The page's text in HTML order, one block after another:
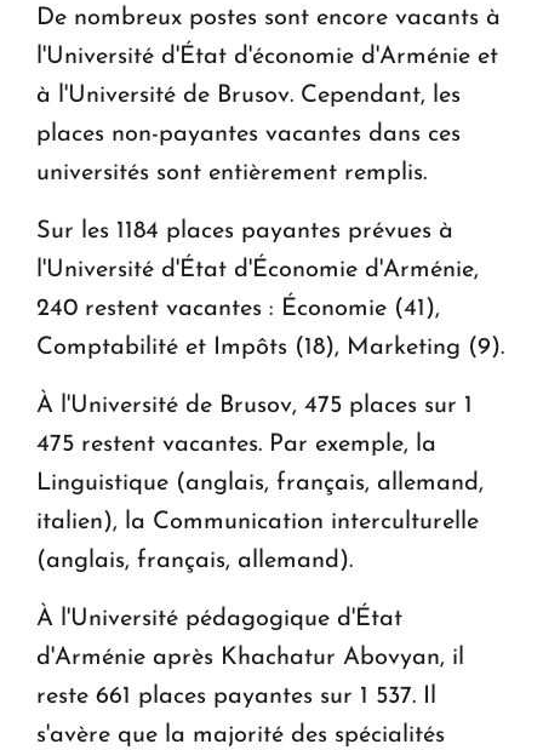
De nombreux postes sont encore vacants à
l'Université d'État d'économie d'Arménie et
à l'Université de Brusov. Cependant, les
places non-payantes vacantes dans ces
universités sont entièrement remplis.
Sur les 1184 places payantes prévues à
l'Université d'État d'Économie d'Arménie,
240 restent vacantes : Économie (41),
Comptabilité et Impôts (18), Marketing (9).
À l'Université de Brusov, 475 places sur 1
475 restent vacantes. Par exemple, la
Linguistique (anglais, français, allemand,
italien), la Communication interculturelle
(anglais, français, allemand).
À l'Université pédagogique d'État
d'Arménie après Khachatur Abovyan, il
reste 661 places payantes sur 1 537. Il
s'avère que la majorité des spécialités